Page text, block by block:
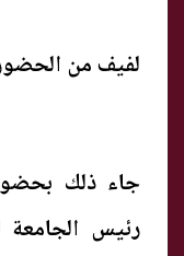
لفيف من
جاء ذلك
رئيس الجامعة